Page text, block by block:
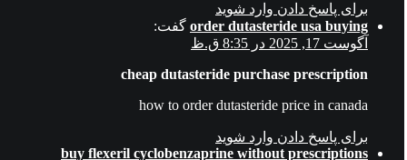
برای پاسخ دادن وارد شوید
order dutasteride usa buying گفت:
آگوست 17, 2025 در 8:35 ق.ظ
cheap dutasteride purchase prescription
how to order dutasteride price in canada
برای پاسخ دادن وارد شوید
buy flexeril cyclobenzaprine without prescriptions